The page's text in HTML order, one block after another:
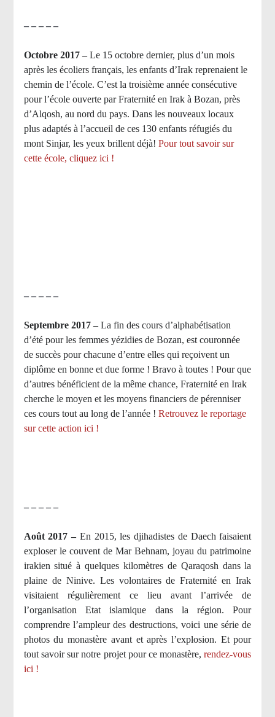
– – – – –
Octobre 2017 –Le 15 octobre dernier, plus d’un mois
après les écoliers français, les enfants d’Irak reprenaient le
chemin de l’école. C’est la troisième année consécutive
pour l’école ouverte par Fraternité en Irak à Bozan, près
d’Alqosh, au nord du pays. Dans les nouveaux locaux
plus adaptés à l’accueil de ces 130 enfants réfugiés du
mont Sinjar, les yeux brillent déjà! Pour tout savoir sur
cette école, cliquez ici !
– – – – –
Septembre 2017 –La fin des cours d’alphabétisation
d’été pour les femmes yézidies de Bozan, est couronnée
de succès pour chacune d’entre elles qui reçoivent un
diplôme en bonne et due forme ! Bravo à toutes ! Pour que
d’autres bénéficient de la même chance, Fraternité en Irak
cherche le moyen et les moyens financiers de pérenniser
ces cours tout au long de l’année ! Retrouvez le reportage
sur cette action ici !
– – – – –
Août 2017 – En 2015, les djihadistes de Daech faisaient
exploser le couvent de Mar Behnam, joyau du patrimoine
irakien situé à quelques kilomètres de Qaraqosh dans la
plaine de Ninive. Les volontaires de Fraternité en Irak
visitaient régulièrement ce lieu avant l’arrivée de
l’organisation Etat islamique dans la région. Pour
comprendre l’ampleur des destructions, voici une série de
photos du monastère avant et après l’explosion. Et pour
tout savoir sur notre projet pour ce monastère,rendez-vous
ici !